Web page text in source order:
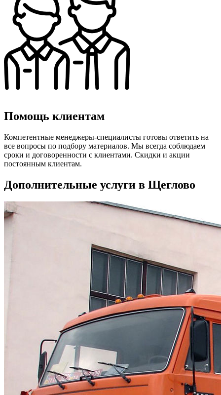
Помощь клиентам
Компетентные менеджеры-специалисты готовы ответить на
все вопросы по подбору материалов. Мы всегда соблюдаем
сроки и договоренности с клиентами. Скидки и акции
постоянным клиентам.
Дополнительные услуги в Щеглово